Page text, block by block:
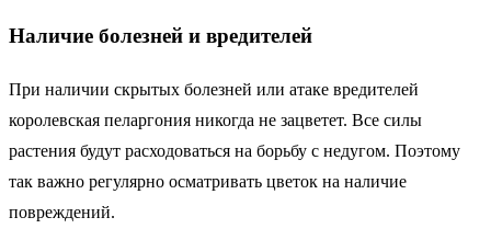
Наличие болезней и вредителей
При наличии скрытых болезней или атаке вредителей
королевская пеларгония никогда не зацветет. Все силы
растения будут расходоваться на борьбу с недугом. Поэтому
так важно регулярно осматривать цветок на наличие
повреждений.